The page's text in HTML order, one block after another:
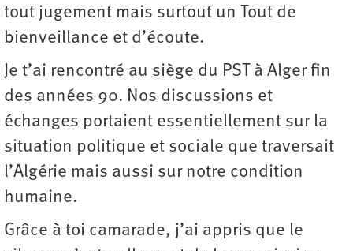
tout jugement mais surtout un Tout de
bienveillance et d’écoute.
Je t’ai rencontré au siège du PST à Alger fin
des années 90. Nos discussions et
échanges portaient essentiellement sur la
situation politique et sociale que traversait
l’Algérie mais aussi sur notre condition
humaine.
Grâce à toi camarade, j’ai appris que le